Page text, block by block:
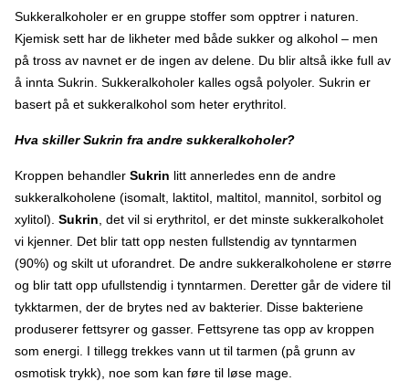
Sukkeralkoholer er en gruppe stoffer som opptrer i naturen.
Kjemisk sett har de likheter med både sukker og alkohol – men
på tross av navnet er de ingen av delene. Du blir altså ikke full av
å innta Sukrin. Sukkeralkoholer kalles også polyoler. Sukrin er
basert på et sukkeralkohol som heter erythritol.
Hva skiller Sukrin fra andre sukkeralkoholer?
Kroppen behandler Sukrin litt annerledes enn de andre
sukkeralkoholene (isomalt, laktitol, maltitol, mannitol, sorbitol og
xylitol). Sukrin , det vil si erythritol, er det minste sukkeralkoholet
vi kjenner. Det blir tatt opp nesten fullstendig av tynntarmen
(90%) og skilt ut uforandret. De andre sukkeralkoholene er større
og blir tatt opp ufullstendig i tynntarmen. Deretter går de videre til
tykktarmen, der de brytes ned av bakterier. Disse bakteriene
produserer fettsyrer og gasser. Fettsyrene tas opp av kroppen
som energi. I tillegg trekkes vann ut til tarmen (på grunn av
osmotisk trykk), noe som kan føre til løse mage.